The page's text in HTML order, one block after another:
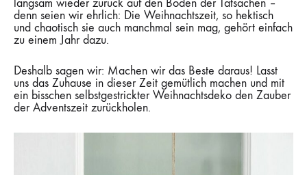
langsam wieder zurück auf den Boden der Tatsachen –
denn seien wir ehrlich: Die Weihnachtszeit, so hektisch
und chaotisch sie auch manchmal sein mag, gehört einfach
zu einem Jahr dazu.
Deshalb sagen wir: Machen wir das Beste daraus! Lasst
uns das Zuhause in dieser Zeit gemütlich machen und mit
ein bisschen selbstgestrickter Weihnachtsdeko den Zauber
der Adventszeit zurückholen.